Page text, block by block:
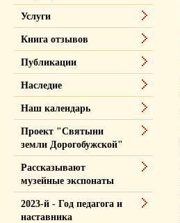
Услуги
Книга отзывов
Публикации
Наследие
Наш календарь
Проект "Святыни
земли Дорогобужской"
Рассказывают
музейные экспонаты
2023-й - Год педагога и
наставника